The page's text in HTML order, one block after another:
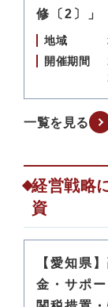
修〔2〕」
地域
開催期間
一覧を見る
経営戦略
資
【愛知県
金・サポ